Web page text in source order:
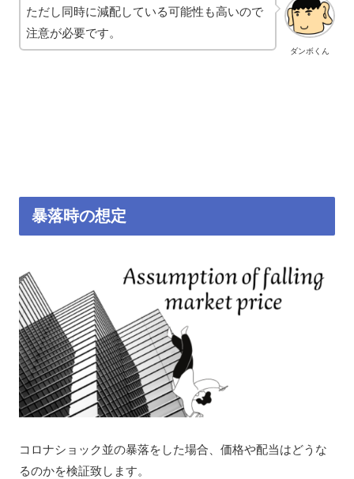
ダンボくん
ただし同時に減配している可能性も高いので
注意が必要です。
暴落時の想定
コロナショック並の暴落をした場合、価格や配当はどうな
るのかを検証致します。